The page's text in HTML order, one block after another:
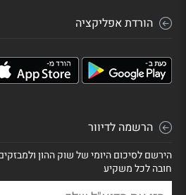
הורדת אפליקציה
הרשמה לדיוור
הירשם לסיכום היומי של שוק ההון
חובה לכל משקיע